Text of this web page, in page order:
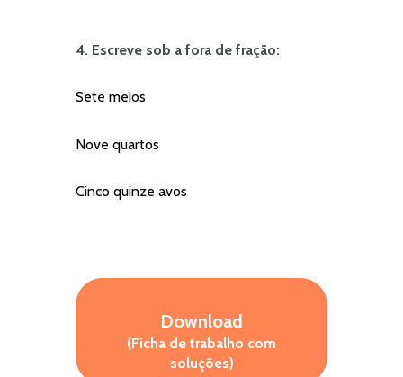
4. Escreve sob a fora de fração:
Sete meios
Nove quartos
Cinco quinze avos
Download
(Ficha de trabalho com
soluções)